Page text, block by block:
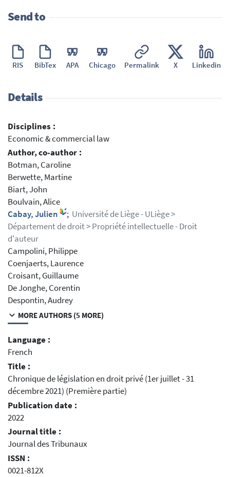
Send to
RIS BibTex APA Chicago Permalink X Linkedin
Details
Disciplines :
Economic & commercial law
Author, co-author :
Botman, Caroline
Berwette, Martine
Biart, John
Boulvain, Alice
Cabay, Julien
; Université de Liège - ULiège >
Département de droit > Propriété intellectuelle - Droit
d'auteur
Campolini, Philippe
Coenjaerts, Laurence
Croisant, Guillaume
De Jonghe, Corentin
Despontin, Audrey
MORE AUTHORS (5 MORE)
Language :
French
Title :
Chronique de législation en droit privé (1er juillet - 31
décembre 2021) (Première partie)
Publication date :
2022
Journal title :
Journal des Tribunaux
ISSN :
0021-812X